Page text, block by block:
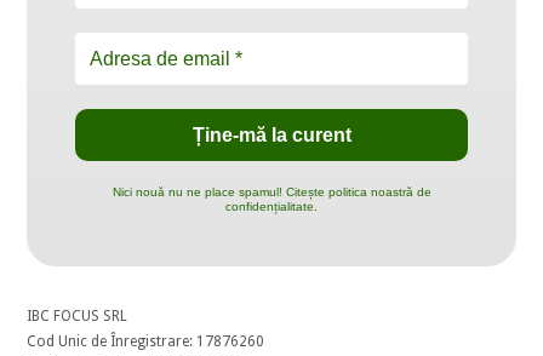
Nici nouă nu ne place spamul! Citește politica noastră de
confidențialitate.
IBC FOCUS SRL
Cod Unic de Înregistrare: 17876260